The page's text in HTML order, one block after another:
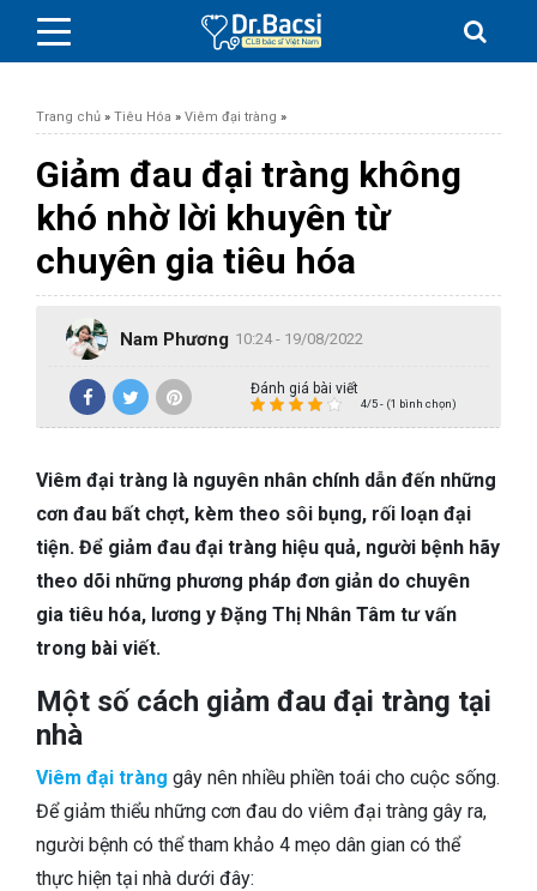
BỆNH DA LIỄU
BỆNH PHỤ KHOA
BỆNH XƯƠNG KHỚP
SỨC KHỎE GIỚI TÍNH
TAI – MŨI – HỌNG
TIÊU HÓA
DA LIỄU THẨM MỸ
Trang chủ » Tiêu Hóa » Viêm đại tràng »
Giảm đau đại tràng không
khó nhờ lời khuyên từ
chuyên gia tiêu hóa
Nam Phương 10:24 - 19/08/2022
Đánh giá bài viết
4/5 - (1 bình chọn)
Viêm đại tràng là nguyên nhân chính dẫn đến những
cơn đau bất chợt, kèm theo sôi bụng, rối loạn đại
tiện. Để giảm đau đại tràng hiệu quả, người bệnh hãy
theo dõi những phương pháp đơn giản do chuyên
gia tiêu hóa, lương y Đặng Thị Nhân Tâm tư vấn
trong bài viết.
Một số cách giảm đau đại tràng tại
nhà
Viêm đại tràng gây nên nhiều phiền toái cho cuộc sống.
Để giảm thiểu những cơn đau do viêm đại tràng gây ra,
người bệnh có thể tham khảo 4 mẹo dân gian có thể
thực hiện tại nhà dưới đây: